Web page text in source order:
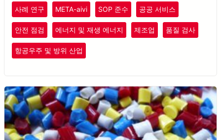
검사 결과를 출력합니다.
사례 연구 META-aivi SOP 준수 공공 서비스
안전 점검 에너지 및 재생 에너지 제조업 품질 검사
항공우주 및 방위 산업